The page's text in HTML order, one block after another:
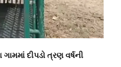
ગામમાં દીપડો ત્રણ વર્ષની